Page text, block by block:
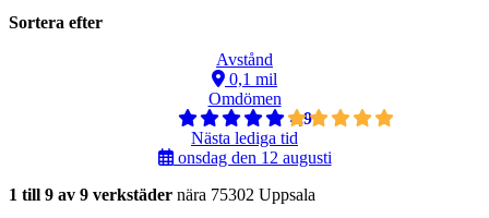
Sortera efter
Avstånd
0,1 mil
Omdömen
4,9
Nästa lediga tid
onsdag den 12 augusti
1 till 9 av 9 verkstäder nära 75302 Uppsala